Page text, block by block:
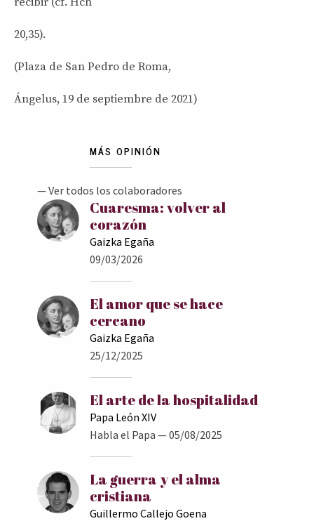
20,35).
(Plaza de San Pedro de Roma,
Ángelus, 19 de septiembre de 2021)
MÁS OPINIÓN
Cuaresma: volver al
corazón
Gaizka Egaña
09/03/2026
El amor que se hace
cercano
Gaizka Egaña
25/12/2025
El arte de la hospitalidad
Papa León XIV
Habla el Papa — 05/08/2025
La guerra y el alma
cristiana
Guillermo Callejo Goena
— Ver todos los colaboradores